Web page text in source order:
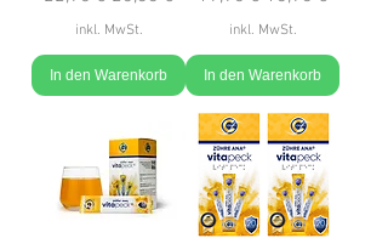
inkl. MwSt.
In den Warenkorb
inkl. MwSt.
In den Warenkorb